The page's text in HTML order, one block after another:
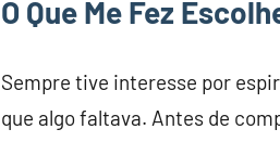
O Que Me Fez
Sempre tive interesse por
que algo faltava. Antes de